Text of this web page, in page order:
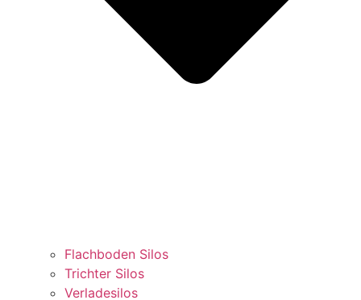
Flachboden Silos
Trichter Silos
Verladesilos